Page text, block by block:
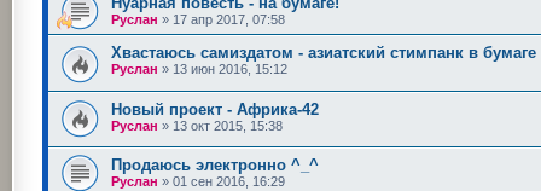
Руслан » 17 апр 2017, 07:58
Хвастаюсь самиздатом - азиатский стимпанк в бумаге
Руслан » 13 июн 2016, 15:12
Новый проект - Африка-42
Руслан » 13 окт 2015, 15:38
Продаюсь электронно ^_^
Руслан » 01 сен 2016, 16:29